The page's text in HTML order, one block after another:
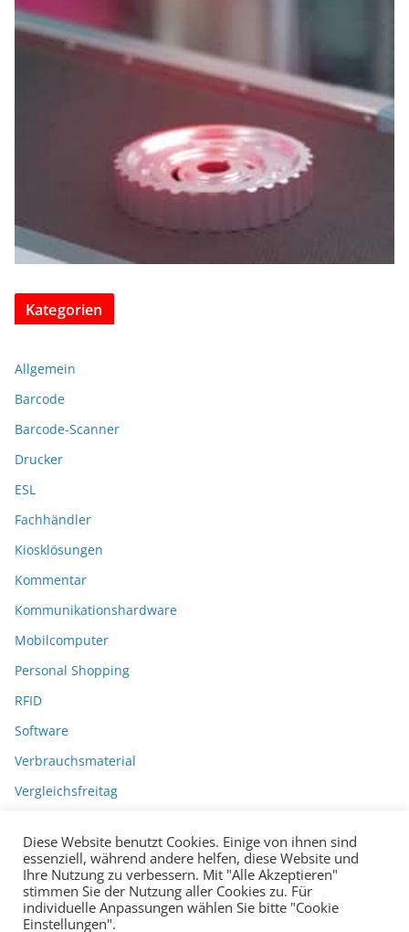
Kategorien
Allgemein
Barcode
Barcode-Scanner
Drucker
ESL
Fachhändler
Kiosklösungen
Kommentar
Kommunikationshardware
Mobilcomputer
Personal Shopping
RFID
Software
Verbrauchsmaterial
Vergleichsfreitag
Diese Website benutzt Cookies. Einige von ihnen sind
essenziell, während andere helfen, diese Website und
Ihre Nutzung zu verbessern. Mit "Alle Akzeptieren"
stimmen Sie der Nutzung aller Cookies zu. Für
individuelle Anpassungen wählen Sie bitte "Cookie
Einstellungen".